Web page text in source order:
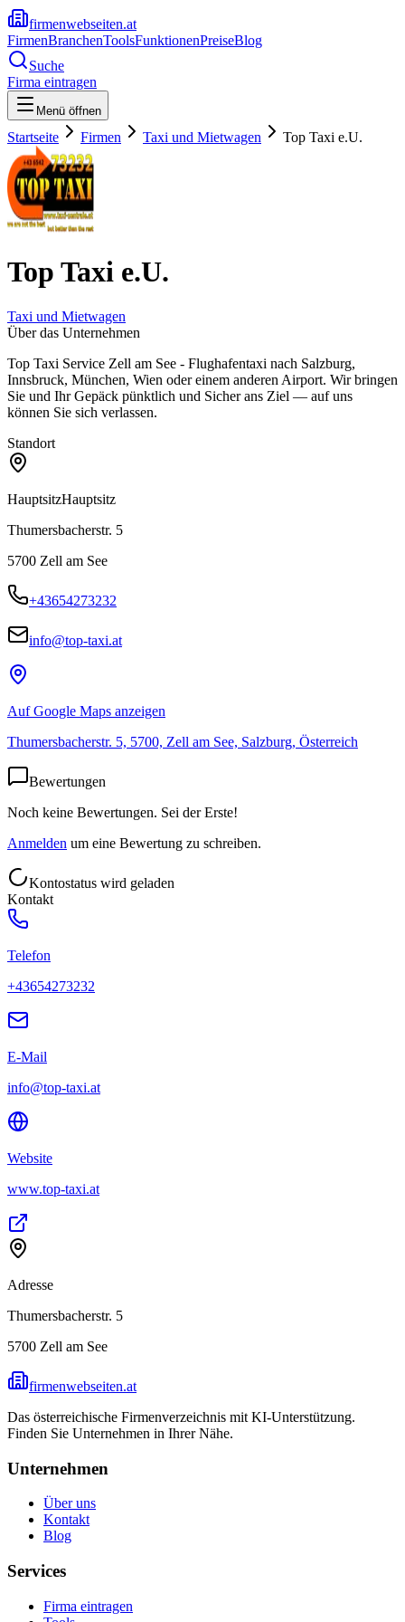
firmenwebseiten.at
FirmenBranchenToolsFunktionenPreiseBlog
Suche
Firma eintragen
Menü öffnen
Startseite Firmen Taxi und Mietwagen Top Taxi e.U.
Top Taxi e.U.
Taxi und Mietwagen
Über das Unternehmen
Top Taxi Service Zell am See - Flughafentaxi nach Salzburg,
Innsbruck, München, Wien oder einem anderen Airport. Wir bringen
Sie und Ihr Gepäck pünktlich und Sicher ans Ziel — auf uns
können Sie sich verlassen.
Standort
HauptsitzHauptsitz
Thumersbacherstr. 5
5700 Zell am See
+43654273232
info@top-taxi.at
Auf Google Maps anzeigen
Thumersbacherstr. 5, 5700, Zell am See, Salzburg, Österreich
Bewertungen
Noch keine Bewertungen. Sei der Erste!
Anmelden um eine Bewertung zu schreiben.
Kontostatus wird geladen
Kontakt
Telefon
+43654273232
E-Mail
info@top-taxi.at
Website
www.top-taxi.at
Adresse
Thumersbacherstr. 5
5700 Zell am See
firmenwebseiten.at
Das österreichische Firmenverzeichnis mit KI-Unterstützung.
Finden Sie Unternehmen in Ihrer Nähe.
Unternehmen
Über uns
Kontakt
Blog
Services
Firma eintragen